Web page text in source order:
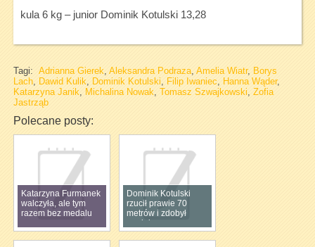
kula 6 kg – junior Dominik Kotulski 13,28
Tagi: Adrianna Gierek, Aleksandra Podraza, Amelia Wiatr, Borys
Lach, Dawid Kulik, Dominik Kotulski, Filip Iwaniec, Hanna Wąder,
Katarzyna Janik, Michalina Nowak, Tomasz Szwajkowski, Zofia
Jastrząb
Polecane posty:
Katarzyna Furmanek
walczyła, ale tym
razem bez medalu
Dominik Kotulski
rzucił prawie 70
metrów i zdobył
medal